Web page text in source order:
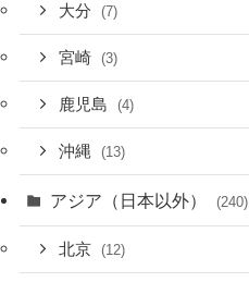
大分 (7)
宮崎 (3)
鹿児島 (4)
沖縄 (13)
アジア（日本以外） (240)
北京 (12)